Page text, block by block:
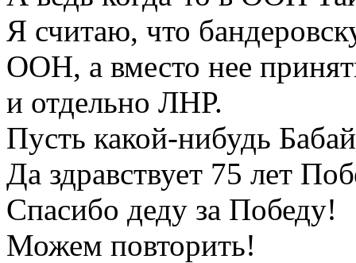
Я считаю, что
ООН, а вместо нее
и отдельно ЛНР.
Пусть какой-нибудь
Да здравствует 75 лет
Спасибо деду за Победу!
Можем повторить!